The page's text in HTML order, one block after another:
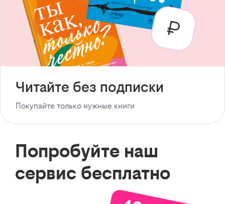
Читайте без подписки
Покупайте только нужные книги
Попробуйте наш
сервис бесплатно